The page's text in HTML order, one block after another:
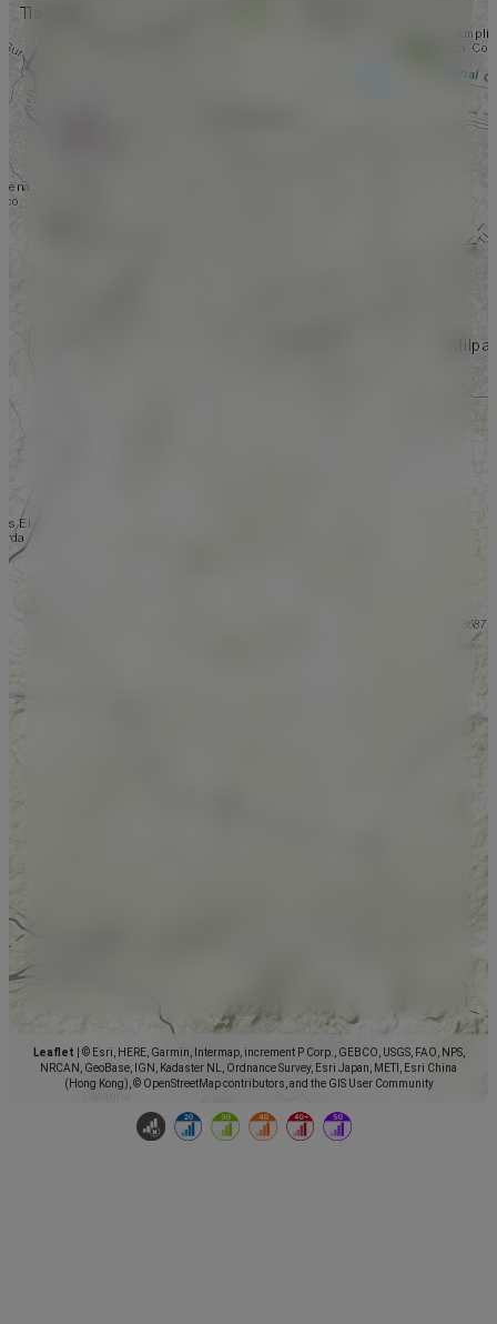
Leaflet
© Esri, HERE, Garmin, Intermap, increment P Corp., GEBCO, USGS, FAO, NPS,
NRCAN, GeoBase, IGN, Kadaster NL, Ordnance Survey, Esri Japan, METI, Esri China
(Hong Kong), © OpenStreetMap contributors, and the GIS User Community